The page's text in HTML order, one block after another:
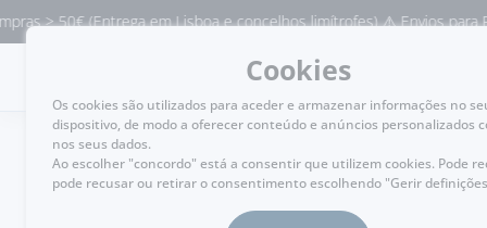
(Entrega em Lisboa e concelhos limítrofes) ⚠️ Envios para
MENU
VOLTAR
Cookies
Os cookies são utilizados para aceder e armazenar informações no
dispositivo, de modo a oferecer conteúdo e anúncios personalizados
nos seus dados.
Ao escolher "concordo" está a consentir que utilizem cookies. Pode
pode recusar ou retirar o consentimento escolhendo "Gerir